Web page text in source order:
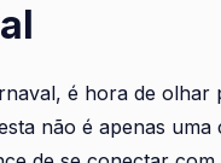
é hora de olhar
não é apenas uma